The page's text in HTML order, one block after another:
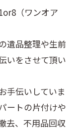
（ワンオア
遺品整理や生前
いをさせて頂い
手伝いしていま
ートの片付けや
去、不用品回収